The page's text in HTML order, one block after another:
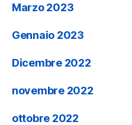
Marzo 2023
Gennaio 2023
Dicembre 2022
novembre 2022
ottobre 2022